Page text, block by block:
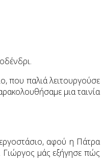
που παλιά λειτουργούσε
μια ταινία
αφού η Πάτρα
Γιώργος μάς εξήγησε πώς